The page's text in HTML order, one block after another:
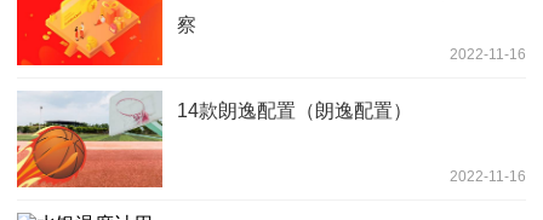
察
2022-11-16
14款朗逸配置（朗逸配置）
2022-11-16